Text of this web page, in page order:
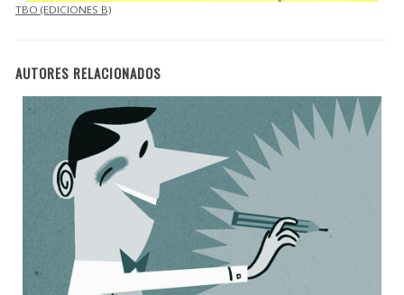
TBO (EDICIONES B)
AUTORES RELACIONADOS